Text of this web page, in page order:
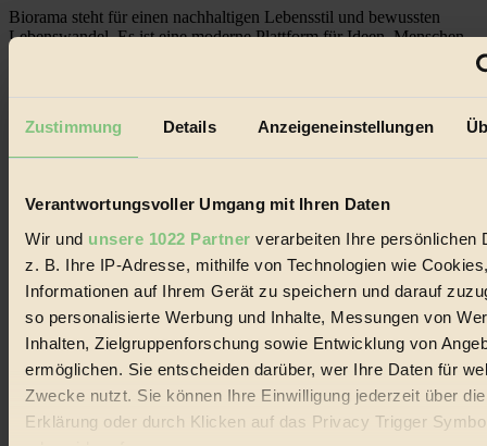
Zustimmung Details Anzeigeneinstellungen
Verantwortungsvoller Umgang mit Ihren Daten
Wir und unsere 1022 Partner verarbeiten Ihre persönlichen
z. B. Ihre IP-Adresse, mithilfe von Technologien wie
Informationen auf Ihrem Gerät zu speichern und darauf
so personalisierte Werbung und Inhalte, Messungen von
Inhalten, Zielgruppenforschung sowie Entwicklung von
ermöglichen. Sie entscheiden darüber, wer Ihre Daten für
Zwecke nutzt. Sie können Ihre Einwilligung jederzeit über
Erklärung oder durch Klicken auf das Privacy Trigger
Biorama steht für einen nachhaltigen Lebensstil und bewussten
Lebenswandel. Es ist eine moderne Plattform für Ideen, Menschen
alternativer Energien.
Social Media
Themen
Bio